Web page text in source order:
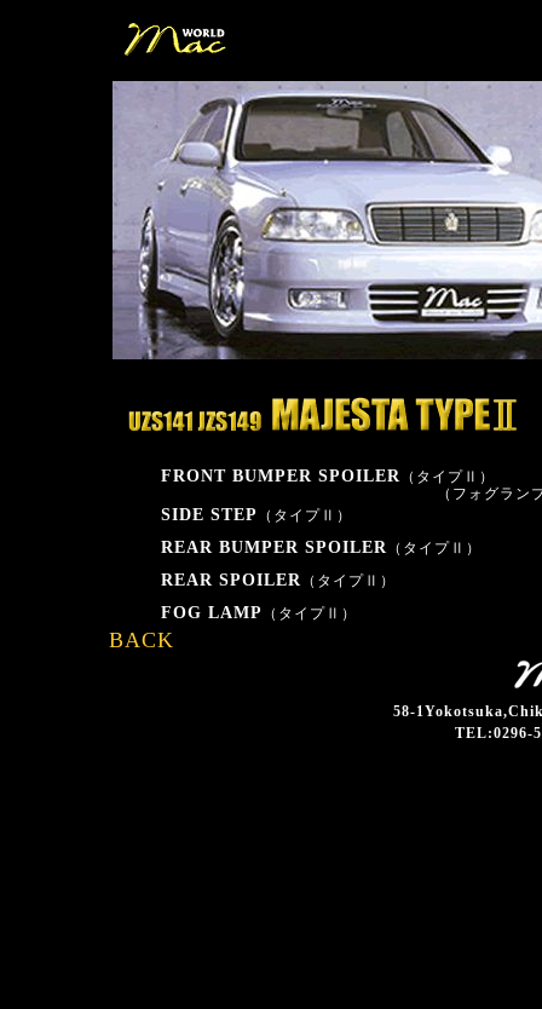
FRONT BUMPER SPOILER （タイプⅡ）
（フォグラン
SIDE STEP （タイプⅡ）
REAR BUMPER SPOILER （タイプⅡ）
REAR SPOILER （タイプⅡ）
FOG LAMP （タイプⅡ）
BACK
58-
TEL:0296-